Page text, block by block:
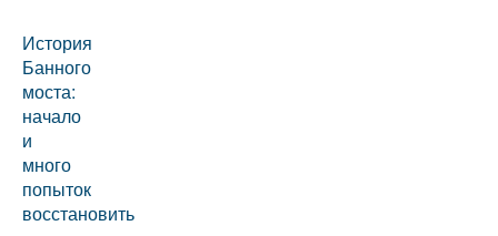
История
Банного
моста:
начало
и
много
попыток
восстановить